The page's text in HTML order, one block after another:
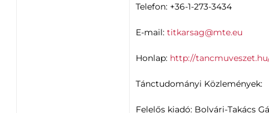
Telefon: +36-1-273-3434
E-mail: titkarsag@mte.eu
Honlap: http://
Tánctudományi Közlemények:
Felelős kiadó: Bolvári-Takács